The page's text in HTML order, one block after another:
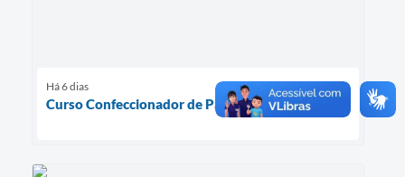
Há 6 dias
Curso Confeccionador de Patchwork